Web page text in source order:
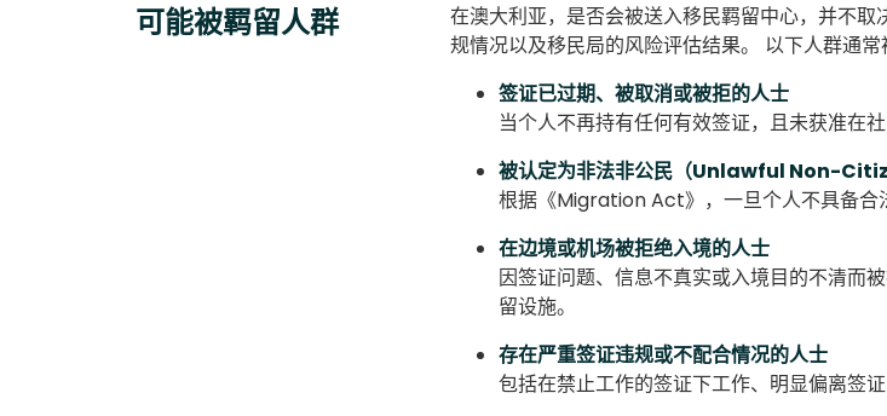
可能被羁留人群
在澳大利亚，是否会被送入移民羁留中心，并不
规情况以及移民局的风险评估结果。 以下人群通常
签证已过期、被取消或被拒的人士
当个人不再持有任何有效签证，且未获准在
被认定为非法非公民（Unlawful Non-
根据《Migration Act》，一旦个人不具备合
在边境或机场被拒绝入境的人士
因签证问题、信息不真实或入境目的不清而
留设施。
存在严重签证违规或不配合情况的人士
包括在禁止工作的签证下工作、明显偏离签